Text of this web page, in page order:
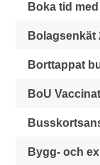
Boka tid
Bolagsenkät
Borttappat
BoU
Bygg- och